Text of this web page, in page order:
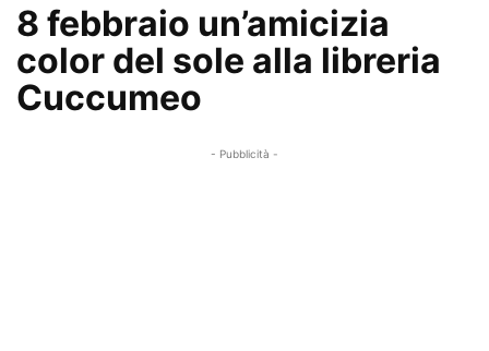
8 febbraio un’amicizia
color del sole alla libreria
Cuccumeo
- Pubblicità -